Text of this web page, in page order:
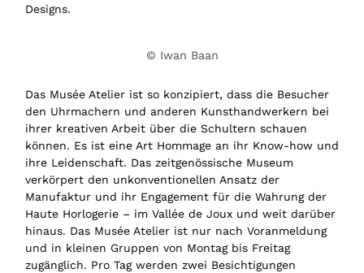
Designs.
© Iwan Baan
Das Musée Atelier ist so konzipiert, dass die Besucher
den Uhrmachern und anderen Kunsthandwerkern bei
ihrer kreativen Arbeit über die Schultern schauen
können. Es ist eine Art Hommage an ihr Know-how und
ihre Leidenschaft. Das zeitgenössische Museum
verkörpert den unkonventionellen Ansatz der
Manufaktur und ihr Engagement für die Wahrung der
Haute Horlogerie – im Vallée de Joux und weit darüber
hinaus. Das Musée Atelier ist nur nach Voranmeldung
und in kleinen Gruppen von Montag bis Freitag
zugänglich. Pro Tag werden zwei Besichtigungen